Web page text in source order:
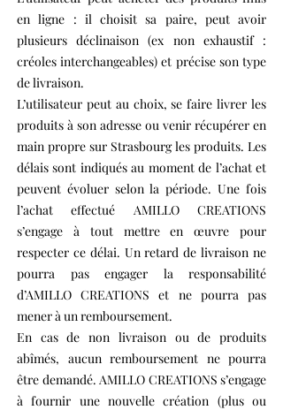
en ligne : il choisit sa paire, peut avoir
plusieurs déclinaison (ex non exhaustif :
créoles interchangeables) et précise son type
de livraison.
L’utilisateur peut au choix, se faire livrer les
produits à son adresse ou venir récupérer en
main propre sur Strasbourg les produits. Les
délais sont indiqués au moment de l’achat et
peuvent évoluer selon la période. Une fois
l’achat effectué AMILLO CREATIONS
s’engage à tout mettre en œuvre pour
respecter ce délai. Un retard de livraison ne
pourra pas engager la responsabilité
d’AMILLO CREATIONS et ne pourra pas
mener à un remboursement.
En cas de non livraison ou de produits
abîmés, aucun remboursement ne pourra
être demandé. AMILLO CREATIONS s’engage
à fournir une nouvelle création (plus ou